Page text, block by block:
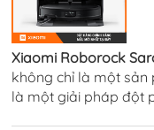
Xiaomi Roborock
không chỉ là một sản
là một giải pháp đột